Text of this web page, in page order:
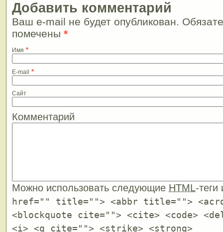
Добавить комментарий
Ваш e-mail не будет опубликован.
помечены *
Имя *
E-mail *
Сайт
Комментарий
Можно использовать следующие HTML-
href="" title=""> <abbr title="">
<blockquote cite=""> <cite> <code>
<i> <q cite=""> <strike> <strong>